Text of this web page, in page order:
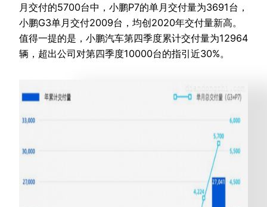
月交付的5700台中，小鹏P7的单月交付量为3691台，
小鹏G3单月交付2009台，均创2020年交付量新高。
值得一提的是，小鹏汽车第四季度累计交付量为12964
辆，超出公司对第四季度10000台的指引近30%。